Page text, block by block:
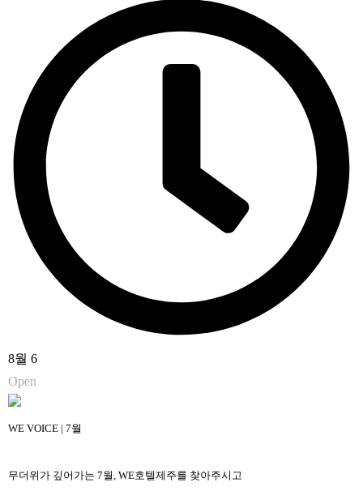
8월 6
Open
WE VOICE | 7월
무더위가 깊어가는 7월, WE호텔제주를 찾아주시고